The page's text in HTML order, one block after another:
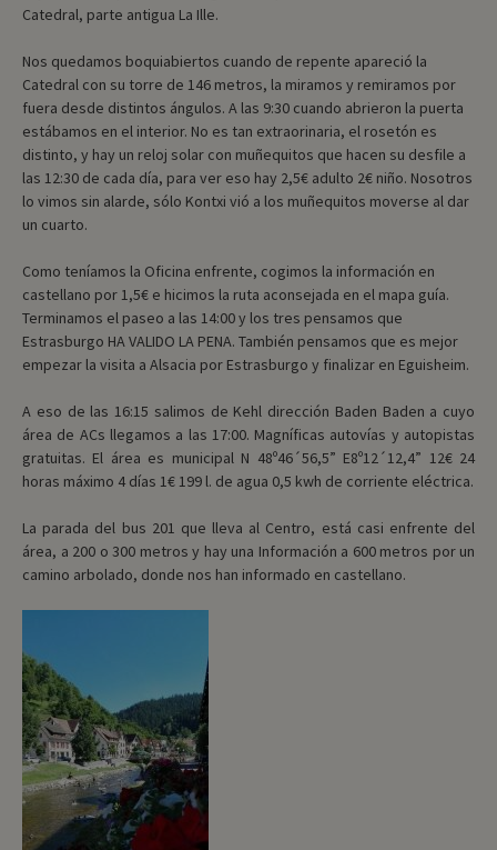
Catedral, parte antigua La Ille.
Nos quedamos boquiabiertos cuando de repente apareció la
Catedral con su torre de 146 metros, la miramos y remiramos por
fuera desde distintos ángulos. A las 9:30 cuando abrieron la puerta
estábamos en el interior. No es tan extraorinaria, el rosetón es
distinto, y hay un reloj solar con muñequitos que hacen su desfile a
las 12:30 de cada día, para ver eso hay 2,5€ adulto 2€ niño. Nosotros
lo vimos sin alarde, sólo Kontxi vió a los muñequitos moverse al dar
un cuarto.
Como teníamos la Oficina enfrente, cogimos la información en
castellano por 1,5€ e hicimos la ruta aconsejada en el mapa guía.
Terminamos el paseo a las 14:00 y los tres pensamos que
Estrasburgo HA VALIDO LA PENA. También pensamos que es mejor
empezar la visita a Alsacia por Estrasburgo y finalizar en Eguisheim.
A eso de las 16:15 salimos de Kehl dirección Baden Baden a cuyo
área de ACs llegamos a las 17:00. Magníficas autovías y autopistas
gratuitas. El área es municipal N 48º46´56,5” E8º12´12,4” 12€ 24
horas máximo 4 días 1€ 199 l. de agua 0,5 kwh de corriente eléctrica.
La parada del bus 201 que lleva al Centro, está casi enfrente del
área, a 200 o 300 metros y hay una Información a 600 metros por un
camino arbolado, donde nos han informado en castellano.